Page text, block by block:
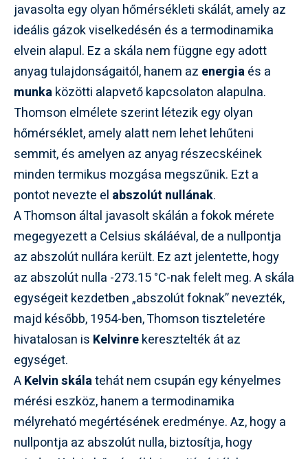
javasolta egy olyan hőmérsékleti skálát, amely az
ideális gázok viselkedésén és a termodinamika
elvein alapul. Ez a skála nem függne egy adott
anyag tulajdonságaitól, hanem az energiaés a
munkaközötti alapvető kapcsolaton alapulna.
Thomson elmélete szerint létezik egy olyan
hőmérséklet, amely alatt nem lehet lehűteni
semmit, és amelyen az anyag részecskéinek
minden termikus mozgása megszűnik. Ezt a
pontot nevezte el abszolút nullának.
A Thomson által javasolt skálán a fokok mérete
megegyezett a Celsius skáláéval, de a nullpontja
az abszolút nullára került. Ez azt jelentette, hogy
az abszolút nulla -273.15 °C-nak felelt meg. A skála
egységeit kezdetben „abszolút foknak” nevezték,
majd később, 1954-ben, Thomson tiszteletére
hivatalosan is Kelvinrekeresztelték át az
egységet.
AKelvin skálatehát nem csupán egy kényelmes
mérési eszköz, hanem a termodinamika
mélyreható megértésének eredménye. Az, hogy a
nullpontja az abszolút nulla, biztosítja, hogy